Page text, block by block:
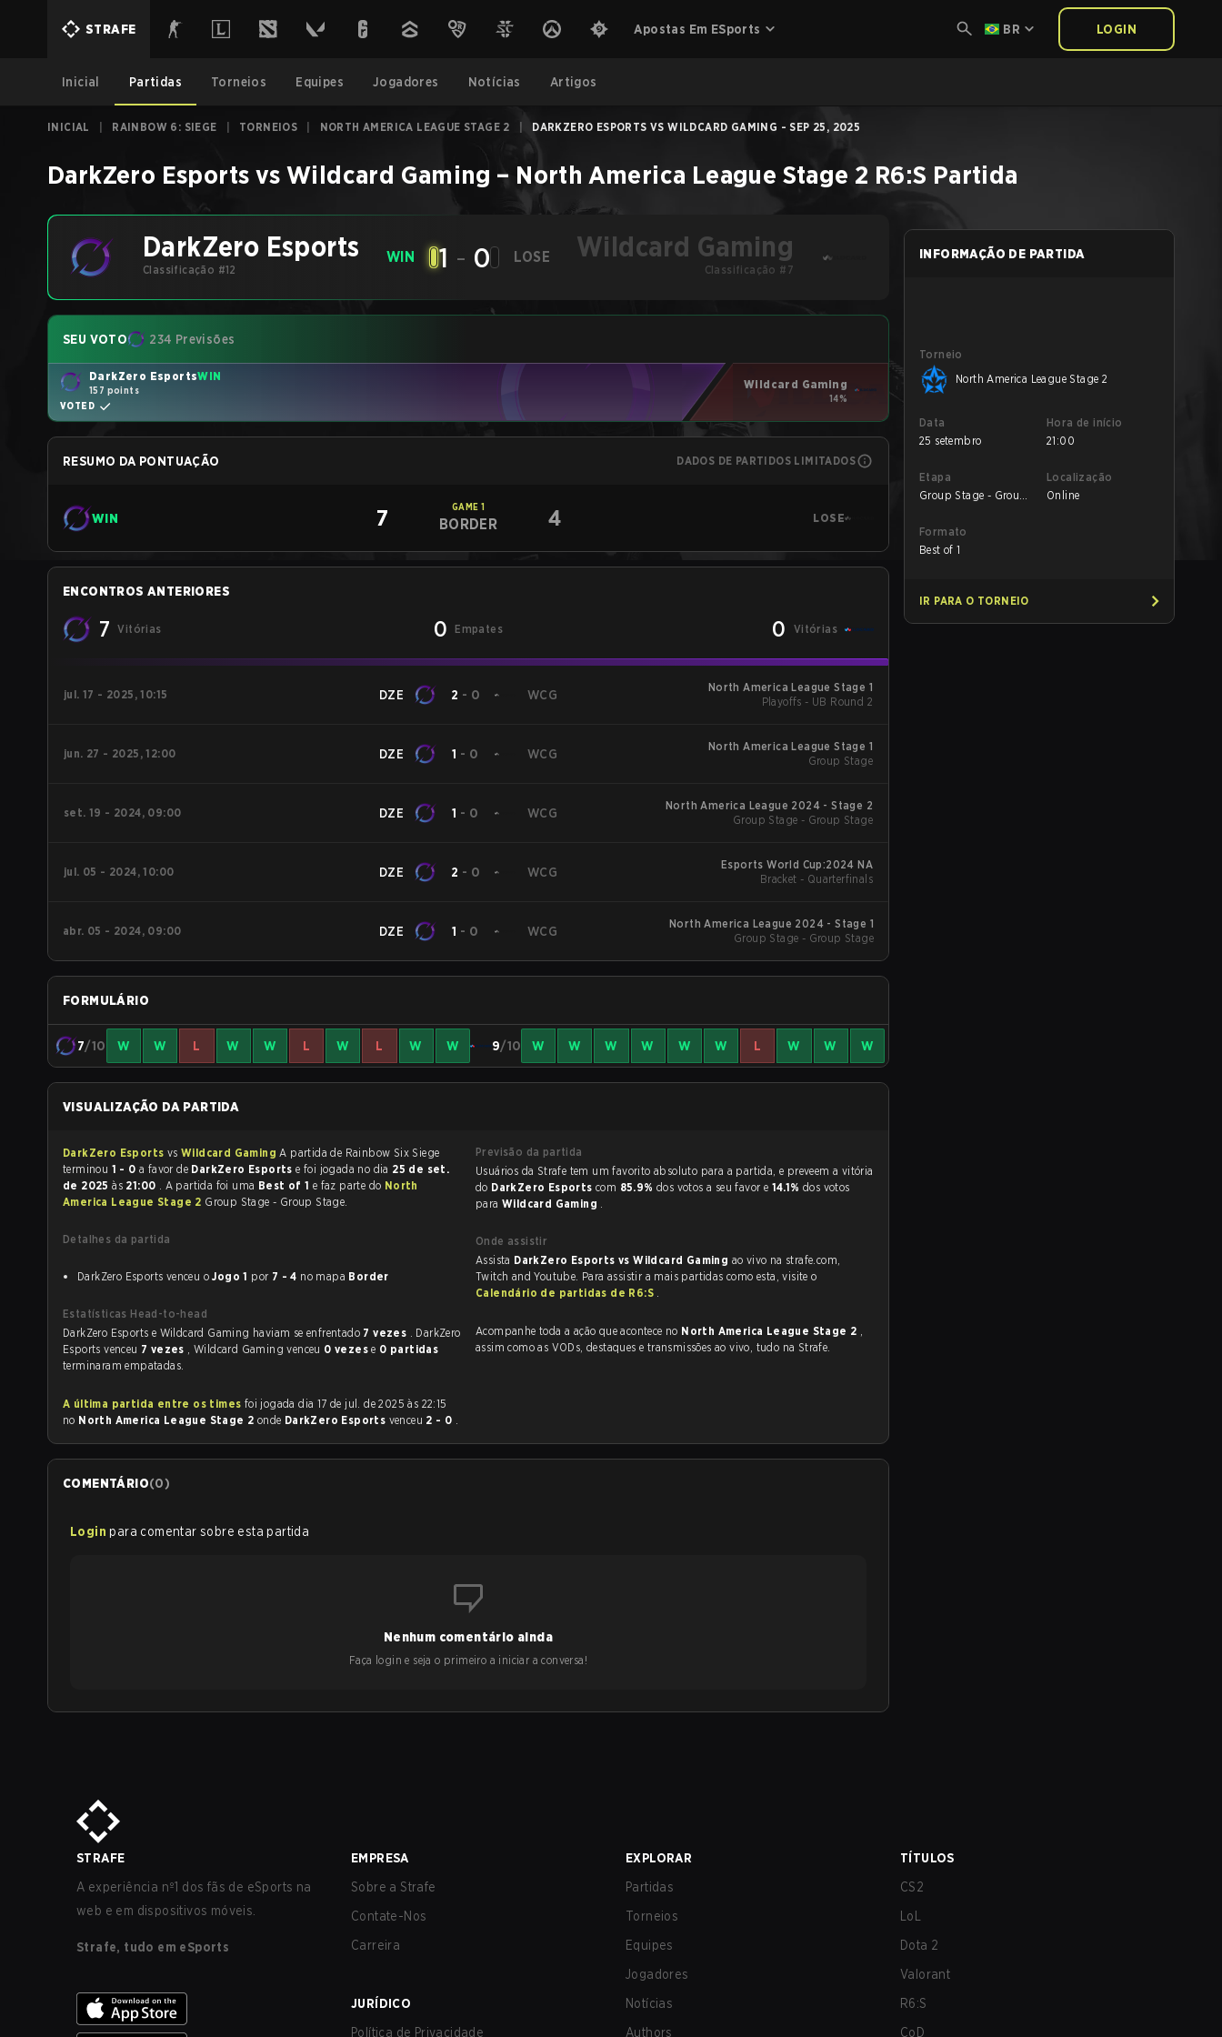
STRAFE Apostas Em ESports BR LOGIN
Inicial Partidas Torneios Equipes Jogadores Notícias Artigos
INICIAL RAINBOW 6: SIEGE TORNEIOS NORTH AMERICA LEAGUE STAGE 2 DARKZERO ESPORTS VS WILDCARD GAMING - SEP 25, 2025
DarkZero Esports vs Wildcard Gaming – North America League Stage 2 R6:S Partida
DarkZero Esports
Classificação #12
WIN 1 - 0 LOSE Wildcard Gaming
Classificação #7
SEU VOTO 234 Previsões
DarkZero EsportsWIN
157 points
VOTED
Wildcard Gaming
14%
RESUMO DA PONTUAÇÃO DADOS DE PARTIDOS LIMITADOS
WIN 7 GAME 1
BORDER 4 LOSE
ENCONTROS ANTERIORES
7 Vitórias 0 Empates 0 Vitórias
jul. 17 - 2025, 10:15 DZE 2 - 0 WCG
North America League Stage 1
Playoffs - UB Round 2
jun. 27 - 2025, 12:00 DZE 1 - 0 WCG
North America League Stage 1
Group Stage
set. 19 - 2024, 09:00 DZE 1 - 0 WCG
North America League 2024 - Stage 2
Group Stage - Group Stage
jul. 05 - 2024, 10:00 DZE 2 - 0 WCG
Esports World Cup:2024 NA
Bracket - Quarterfinals
abr. 05 - 2024, 09:00 DZE 1 - 0 WCG
North America League 2024 - Stage 1
Group Stage - Group Stage
FORMULÁRIO
7/10 W W L W W L W L W W 9/10 W W W W W W L W W W
VISUALIZAÇÃO DA PARTIDA
DarkZero Esports vs Wildcard GamingA partida de Rainbow Six Siege
terminou 1 - 0 a favor de DarkZero Esports e foi jogada no dia 25 de set.
de 2025às 21:00 . A partida foi uma Best of 1 e faz parte do North
America League Stage 2 Group Stage - Group Stage.
Detalhes da partida
DarkZero Esports venceu oJogo 1 por 7 - 4 no mapa Border
Estatísticas Head-to-head
DarkZero Esports e Wildcard Gaming haviam se enfrentado 7 vezes . DarkZero
Esports venceu 7 vezes , Wildcard Gaming venceu 0 vezese 0 partidas
terminaram empatadas.
A última partida entre os times
no North America League Stage 2 onde DarkZero Esports venceu 2 - 0 .
Previsão da partida
Usuários da Strafe tem um favorito absoluto para a partida, e preveem a vitória
do DarkZero Esports com 85.9% dos votos a seu favor e 14.1% dos votos
para Wildcard Gaming .
Onde assistir
Assista DarkZero Esports vs Wildcard Gaming ao vivo na strafe.com,
Twitch and Youtube. Para assistir a mais partidas como esta, visite o
Calendário de partidas de R6:S .
Acompanhe toda a ação que acontece no North America League Stage 2 ,
assim como as VODs, destaques e transmissões ao vivo, tudo na Strafe.
COMENTÁRIO(0)
Login para comentar sobre esta partida
Nenhum comentário ainda
Faça login e seja o primeiro a iniciar a conversa!
INFORMAÇÃO DE PARTIDA
Torneio
North America League Stage 2
Data
25 setembro
Hora de início
21:00
Etapa
Group Stage - Group
Localização
Online
Formato
Best of 1
IR PARA O TORNEIO
STRAFE
A experiência nº1 dos fãs de eSports na
web e em dispositivos móveis.
Strafe, tudo em eSports
EMPRESA
Sobre a Strafe
Contate-Nos
Carreira
JURÍDICO
Política de Privacidade
EXPLORAR
Partidas
Torneios
Equipes
Jogadores
Notícias
Authors
TÍTULOS
CS2
LoL
Dota 2
Valorant
R6:S
CoD